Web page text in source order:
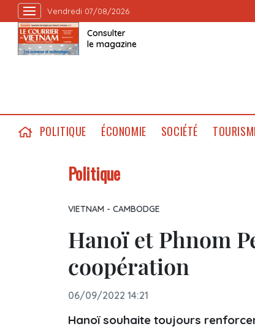
Vendredi 07/08/2026
Consulter
le magazine
POLITIQUE ÉCONOMIE SOCIÉTÉ
Politique
VIETNAM - CAMBODGE
Hanoï et Phnom
coopération
06/09/2022 14:21
Hanoï souhaite toujours